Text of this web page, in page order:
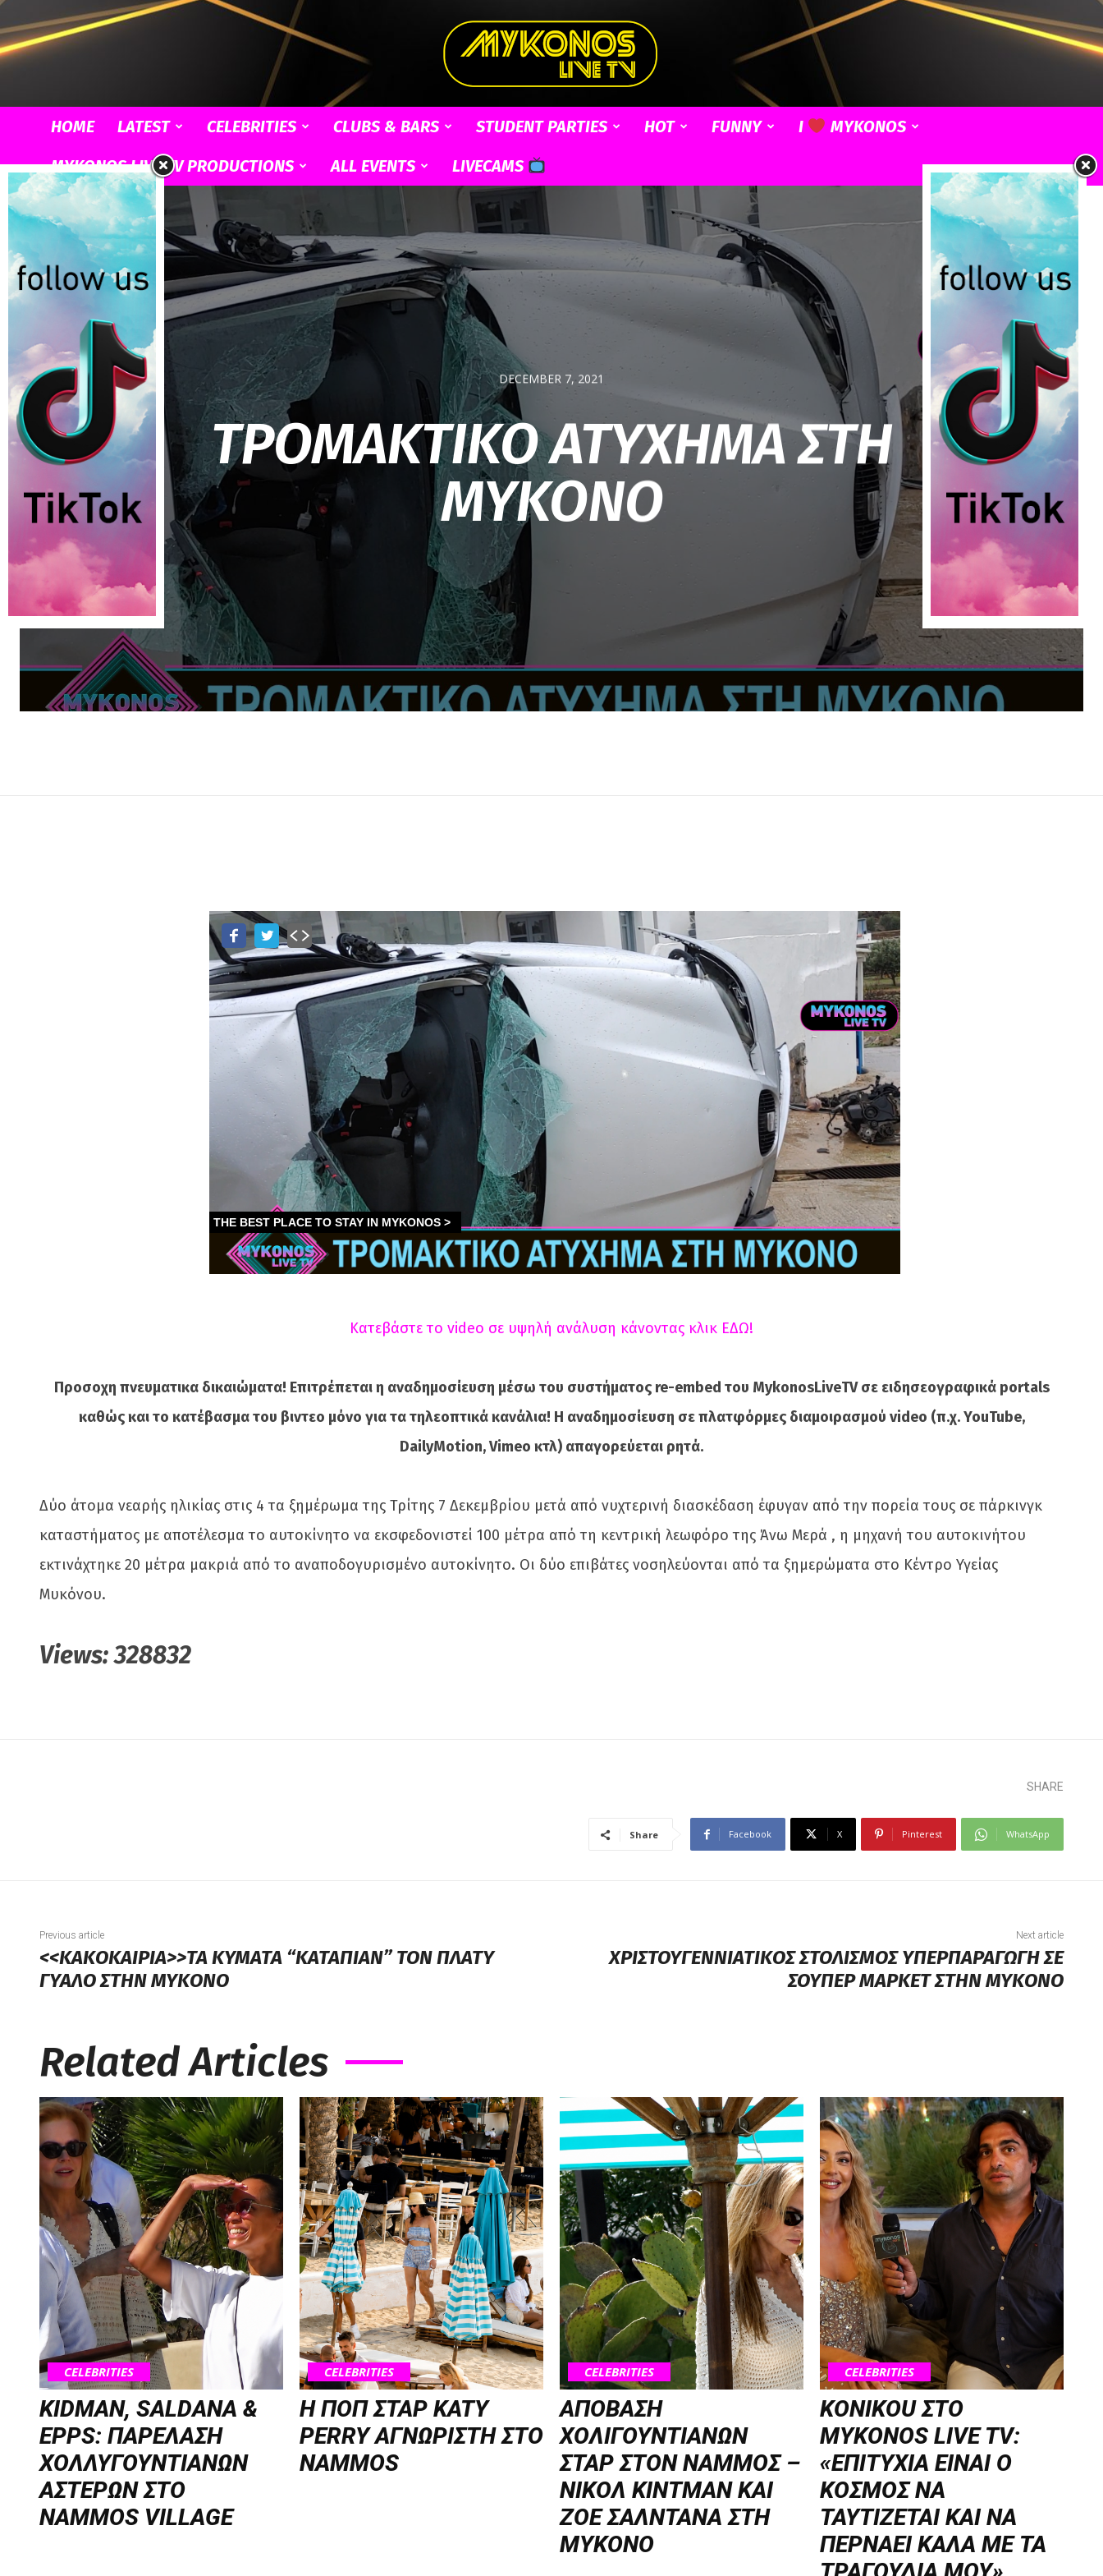
HOME LATEST CELEBRITIES CLUBS & BARS STUDENT PARTIES HOT FUNNY I
MYKONOS
MYKONOS LIVE TV PRODUCTIONS
ALL EVENTS LIVECAMS
DECEMBER 7, 2021
ΤΡΟΜΑΚΤΙΚΟ ΑΤΥΧΗΜΑ ΣΤΗ
ΜΥΚΟΝΟ
Κατεβάστε το video σε υψηλή ανάλυση κάνοντας κλικ ΕΔΩ!
Προσοχη πνευματικα δικαιώματα! Επιτρέπεται η αναδημοσίευση μέσω του συστήματος re-embed του MykonosLiveTV σε ειδησεογραφικά portals
καθώς και το κατέβασμα του βιντεο μόνο για τα τηλεοπτικά κανάλια! Η αναδημοσίευση σε πλατφόρμες διαμοιρασμού video (π.χ. YouTube,
DailyMotion, Vimeo κτλ) απαγορεύεται ρητά.
Δύο άτομα νεαρής ηλικίας στις 4 τα ξημέρωμα της Τρίτης 7 Δεκεμβρίου μετά από νυχτερινή διασκέδαση έφυγαν από την πορεία τους σε πάρκινγκ
καταστήματος με αποτέλεσμα το αυτοκίνητο να εκσφεδονιστεί 100 μέτρα από τη κεντρική λεωφόρο της Άνω Μερά , η μηχανή του αυτοκινήτου
εκτινάχτηκε 20 μέτρα μακριά από το αναποδογυρισμένο αυτοκίνητο. Οι δύο επιβάτες νοσηλεύονται από τα ξημερώματα στο Κέντρο Υγείας
Μυκόνου.
Views:328832
SHARE
Share Facebook X Pinterest WhatsApp
Previous article
<<ΚΑΚΟΚΑΙΡΙΑ>>ΤΑ ΚΥΜΑΤΑ “ΚΑΤΑΠΙΑΝ” ΤΟΝ ΠΛΑΤΥ
ΓΥΑΛΟ ΣΤΗΝ ΜΥΚΟΝΟ
Next article
ΧΡΙΣΤΟΥΓΕΝΝΙΑΤΙΚΟΣ ΣΤΟΛΙΣΜΟΣ ΥΠΕΡΠΑΡΑΓΩΓΗ ΣΕ
ΣΟΥΠΕΡ ΜΑΡΚΕΤ ΣΤΗΝ ΜΥΚΟΝΟ
Related Articles
CELEBRITIES
KIDMAN, SALDANA &
EPPS: ΠΑΡΕΛΑΣΗ
ΧΟΛΛΥΓΟΥΝΤΙΑΝΩΝ
ΑΣΤΕΡΩΝ ΣΤΟ
NAMMOS VILLAGE
CELEBRITIES
H ΠΟΠ ΣΤΑΡ KATY
PERRY ΑΓΝΩΡΙΣΤΗ ΣΤΟ
NAMMOS
CELEBRITIES
ΑΠΟΒΑΣΗ
ΧΟΛΙΓΟΥΝΤΙΑΝΩΝ
ΣΤΑΡ ΣΤΟΝ NΑΜΜΟΣ –
ΝΙΚΟΛ ΚΙΝΤΜΑΝ ΚΑΙ
ΖΟΕ ΣΑΛΝΤΑΝΑ ΣΤΗ
ΜΥΚΟΝΟ
CELEBRITIES
KONIKOU ΣΤΟ
MYKONOS LIVE TV:
«ΕΠΙΤΥΧΙΑ ΕΙΝΑΙ Ο
ΚΟΣΜΟΣ ΝΑ
ΤΑΥΤΙΖΕΤΑΙ KAI ΝΑ
ΠΕΡΝΑΕΙ ΚΑΛΑ ΜΕ ΤΑ